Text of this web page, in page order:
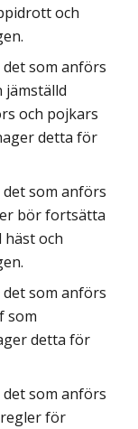
och
som anförs
jämställd
och pojkars
detta för
som anförs
bör fortsätta
och
som anförs
som
detta för
som anförs
för